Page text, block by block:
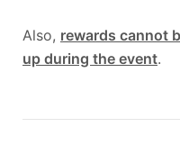
Also, rewards cannot
up during the event.